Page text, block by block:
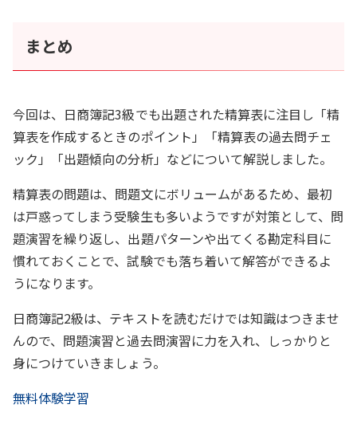
まとめ
今回は、日商簿記3級でも出題された精算表に注目し「精
算表を作成するときのポイント」「精算表の過去問チェ
ック」「出題傾向の分析」などについて解説しました。
精算表の問題は、問題文にボリュームがあるため、最初
は戸惑ってしまう受験生も多いようですが対策として、問
題演習を繰り返し、出題パターンや出てくる勘定科目に
慣れておくことで、試験でも落ち着いて解答ができるよ
うになります。
日商簿記2級は、テキストを読むだけでは知識はつきませ
んので、問題演習と過去問演習に力を入れ、しっかりと
身につけていきましょう。
無料体験学習